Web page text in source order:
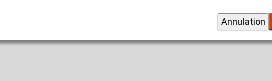
Annulation